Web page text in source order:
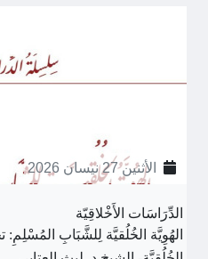
الأثنين 27 نيسان 2026
الدِّرَاسَات الأَخْلاقِيّة
الهُوِيَّة الخُلُقيَّة لِلشَّبَابِ المُسْلِمِ: